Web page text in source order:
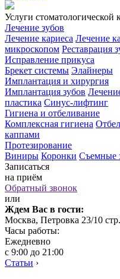
Услуги стоматологической
Лечение зубов
Лечение кариеса Лечение
микроскопом Реставрация
Исправление прикуса
Брекет системы Элайнеры
Имплантация и хирургия
Имплантация зубов
пластика Синус-лифтинг
Гигиена и отбеливание
Комплексная гигиена
каппами
Протезирование
Виниры Коронки Съемные
Записаться
на приём
Обратный звонок
или
Ждем Вас в гости:
Москва, Петровка 23/10
Часы работы:
Ежедневно
с 9:00 до 21:00
Статьи ›